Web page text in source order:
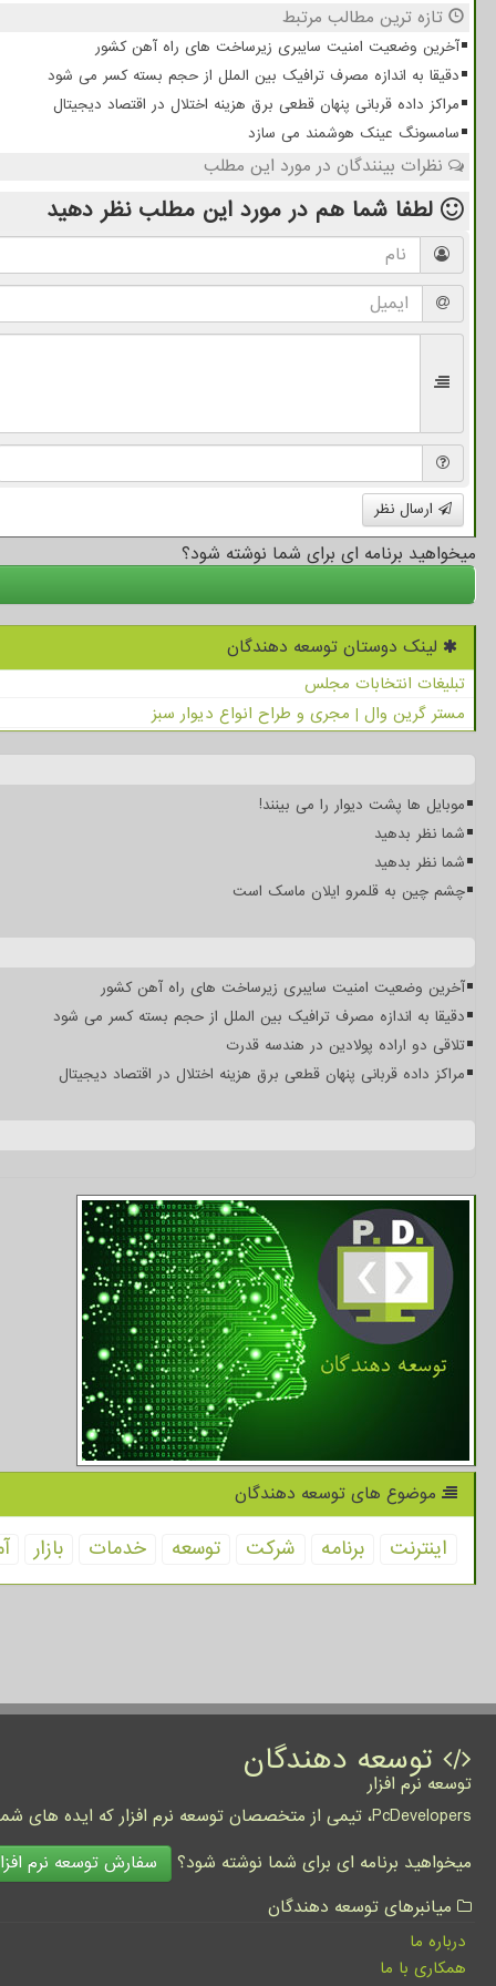
تازه ترین مطالب مرتبط
آخرین وضعیت امنیت سایبری زیرساخت های راه آهن کشور
دقیقا به اندازه مصرف ترافیک بین الملل از حجم بسته کسر می شود
مراکز داده قربانی پنهان قطعی برق هزینه اختلال در اقتصاد دیجیتال
سامسونگ عینک هوشمند می سازد
نظرات بینندگان در مورد این مطلب
لطفا شما هم در مورد این مطلب نظر دهید
ارسال نظر
میخواهید برنامه ای برای شما نوشته شود؟
لینک دوستان توسعه دهندگان
تبلیغات انتخابات مجلس
مستر گرین وال | مجری و طراح انواع دیوار سبز
موبایل ها پشت دیوار را می بینند!
شما نظر بدهید
شما نظر بدهید
چشم چین به قلمرو ایلان ماسک است
آخرین وضعیت امنیت سایبری زیرساخت های راه آهن کشور
دقیقا به اندازه مصرف ترافیک بین الملل از حجم بسته کسر می شود
تلاقی دو اراده پولادین در هندسه قدرت
مراکز داده قربانی پنهان قطعی برق هزینه اختلال در اقتصاد دیجیتال
موضوع های توسعه دهندگان
اینترنت برنامه شركت توسعه خدمات بازار
توسعه دهندگان
توسعه نرم افزار
PcDevelopers، تیمی از متخصصان توسعه نرم افزار که ایده های شما را به واقعیت تبدیل نموده و کسب و کار شما را متحول می کنند.
میخواهید برنامه ای برای شما نوشته شود؟
سفارش توسعه نرم
میانبرهای توسعه دهندگان
درباره ما
همکاری با ما